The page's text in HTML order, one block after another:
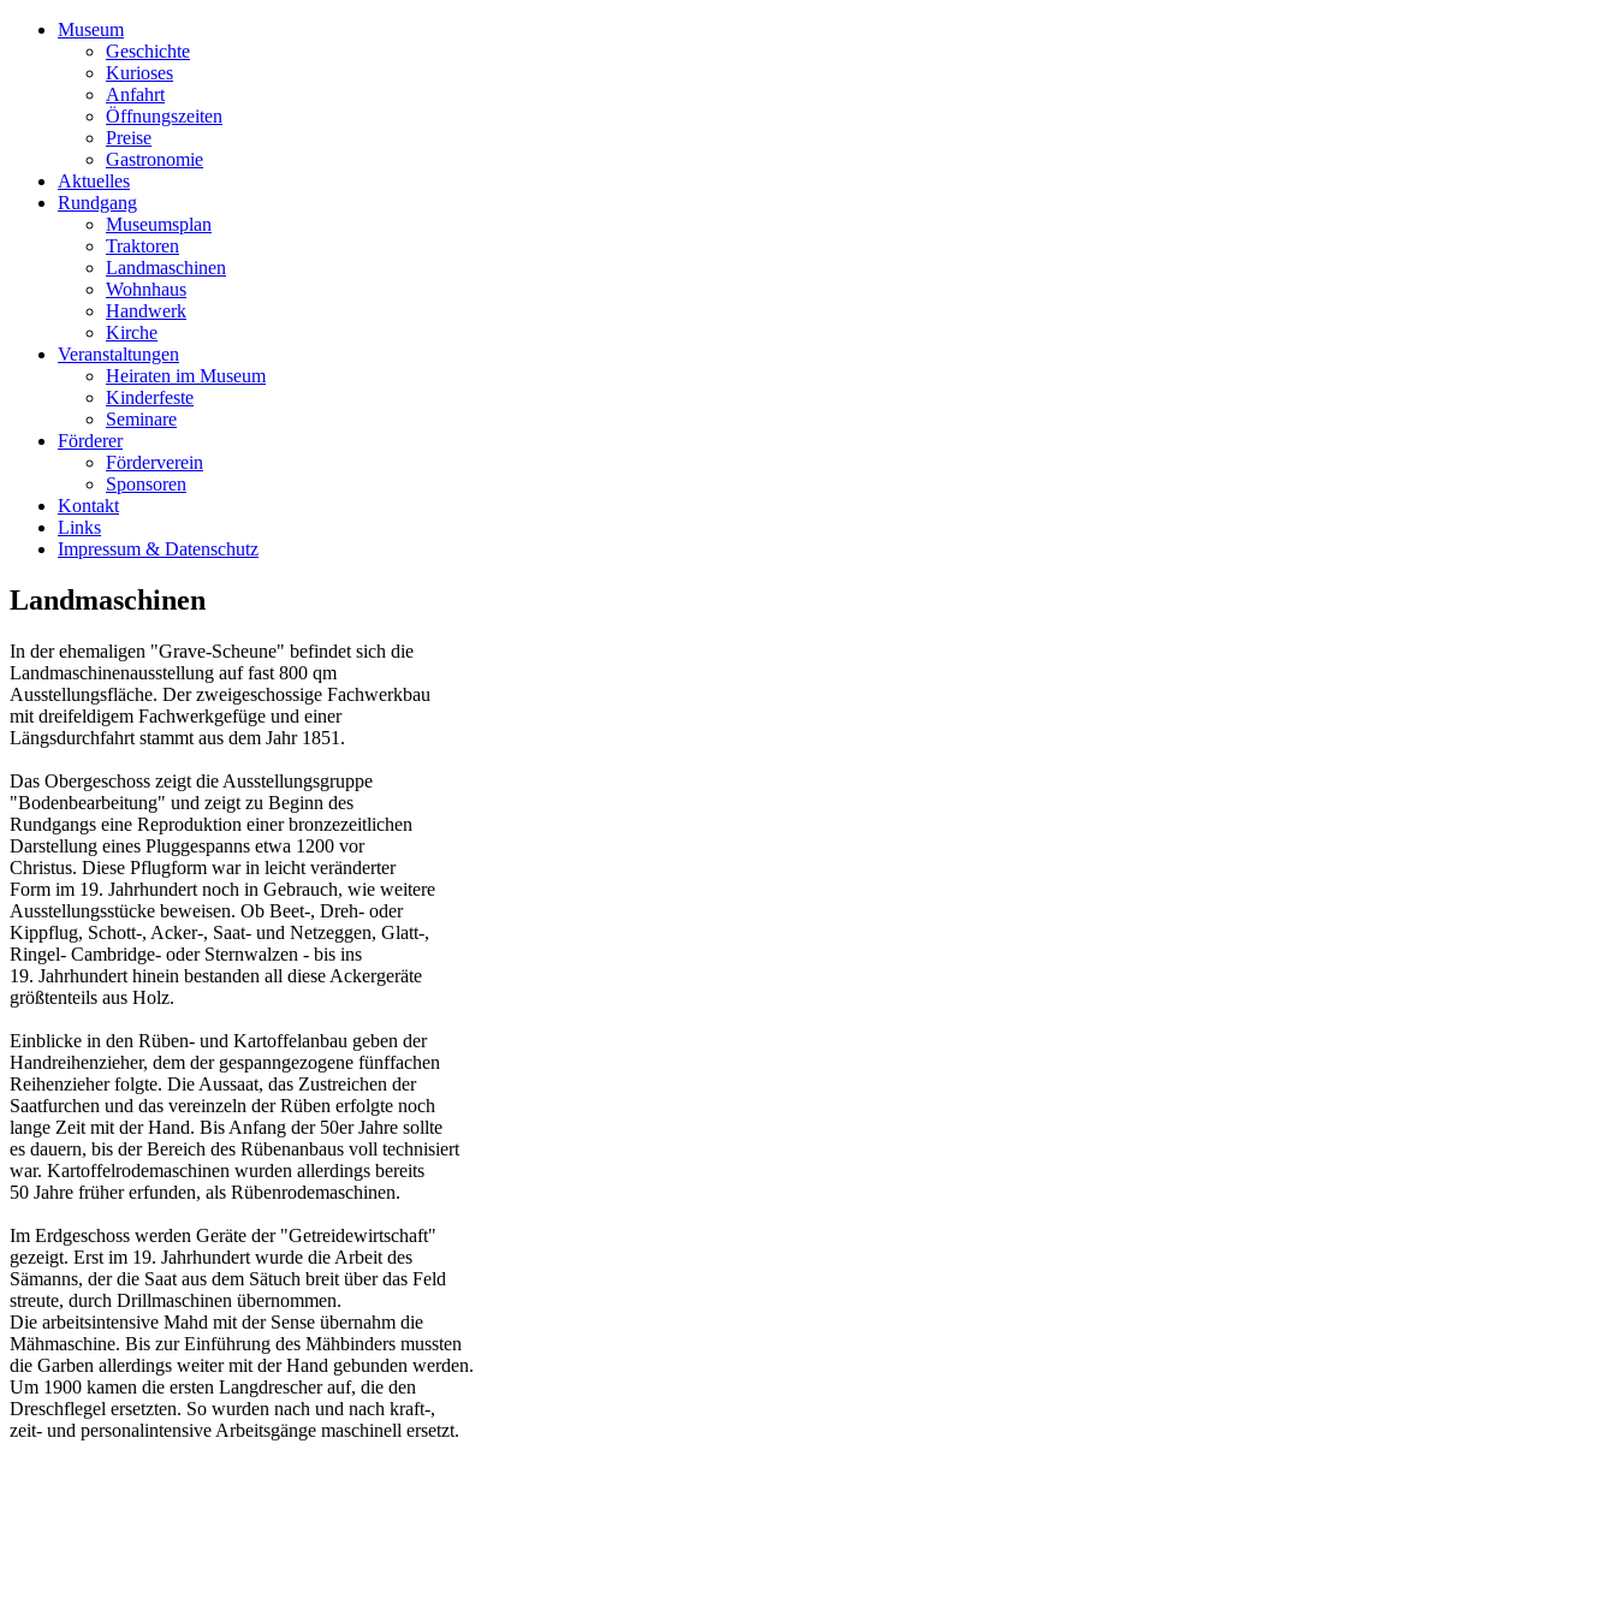
Museum
Geschichte
Kurioses
Anfahrt
Öffnungszeiten
Preise
Gastronomie
Aktuelles
Rundgang
Museumsplan
Traktoren
Landmaschinen
Wohnhaus
Handwerk
Kirche
Veranstaltungen
Heiraten im Museum
Kinderfeste
Seminare
Förderer
Förderverein
Sponsoren
Kontakt
Links
Impressum & Datenschutz
Landmaschinen
In der ehemaligen "Grave-Scheune" befindet sich die
Landmaschinenausstellung auf fast 800 qm
Ausstellungsfläche. Der zweigeschossige Fachwerkbau
mit dreifeldigem Fachwerkgefüge und einer
Längsdurchfahrt stammt aus dem Jahr 1851.
Das Obergeschoss zeigt die Ausstellungsgruppe
"Bodenbearbeitung" und zeigt zu Beginn des
Rundgangs eine Reproduktion einer bronzezeitlichen
Darstellung eines Pluggespanns etwa 1200 vor
Christus. Diese Pflugform war in leicht veränderter
Form im 19. Jahrhundert noch in Gebrauch, wie weitere
Ausstellungsstücke beweisen. Ob Beet-, Dreh- oder
Kippflug, Schott-, Acker-, Saat- und Netzeggen, Glatt-,
Ringel- Cambridge- oder Sternwalzen - bis ins
19. Jahrhundert hinein bestanden all diese Ackergeräte
größtenteils aus Holz.
Einblicke in den Rüben- und Kartoffelanbau geben der
Handreihenzieher, dem der gespanngezogene fünffachen
Reihenzieher folgte. Die Aussaat, das Zustreichen der
Saatfurchen und das vereinzeln der Rüben erfolgte noch
lange Zeit mit der Hand. Bis Anfang der 50er Jahre sollte
es dauern, bis der Bereich des Rübenanbaus voll technisiert
war. Kartoffelrodemaschinen wurden allerdings bereits
50 Jahre früher erfunden, als Rübenrodemaschinen.
Im Erdgeschoss werden Geräte der "Getreidewirtschaft"
gezeigt. Erst im 19. Jahrhundert wurde die Arbeit des
Sämanns, der die Saat aus dem Sätuch breit über das Feld
streute, durch Drillmaschinen übernommen.
Die arbeitsintensive Mahd mit der Sense übernahm die
Mähmaschine. Bis zur Einführung des Mähbinders mussten
die Garben allerdings weiter mit der Hand gebunden werden.
Um 1900 kamen die ersten Langdrescher auf, die den
Dreschflegel ersetzten. So wurden nach und nach kraft-,
zeit- und personalintensive Arbeitsgänge maschinell ersetzt.